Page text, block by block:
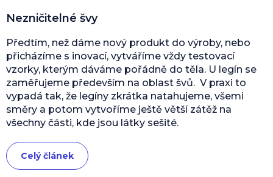
Nezničitelné švy
Předtím, než dáme nový produkt do výroby, nebo
přicházíme s inovací, vytváříme vždy testovací
vzorky, kterým dáváme pořádně do těla. U legín se
zaměřujeme především na oblast švů. V praxi to
vypadá tak, že legíny zkrátka natahujeme, všemi
směry a potom vytvoříme ještě větší zátěž na
všechny části, kde jsou látky sešité.
Celý článek